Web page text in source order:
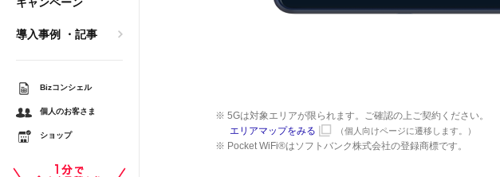
導入事例 ・記事
年？「まだ使える」
換え
リットとは？ スマ
Bizコンシェル
個人のお客さま
ショップ
※ 5Gは対象エリアが限られます。ご確認の上ご契約ください。
エリアマップをみる
（個人向けページに遷移します。）
※ Pocket WiFi®はソフトバンク株式会社の登録商標です。